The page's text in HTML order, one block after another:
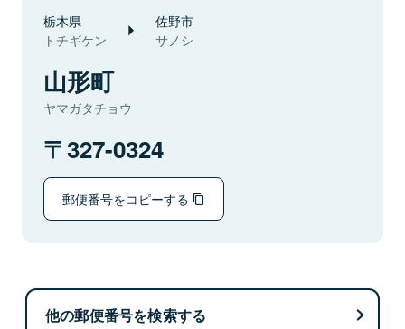
栃木県
トチギケン
佐野市
サノシ
山形町
ヤマガタチョウ
327-0324
郵便番号をコピーする
他の郵便番号を検索する